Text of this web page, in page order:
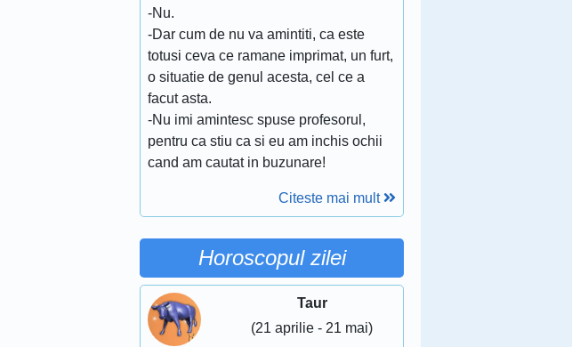
-Nu.
-Dar cum de nu va amintiti, ca este
totusi ceva ce ramane imprimat, un furt,
o situatie de genul acesta, cel ce a
facut asta.
-Nu imi amintesc spuse profesorul,
pentru ca stiu ca si eu am inchis ochii
cand am cautat in buzunare!
Citeste mai mult
Horoscopul zilei
Taur
(21 aprilie - 21 mai)